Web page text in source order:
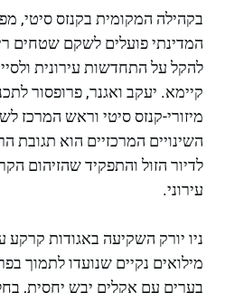
בקהילה המקומית בקנזס סיטי,
המדינתי פועלים לשקם שטחים
להקל על התחדשות עירונית
קיימא. יעקב ואגנר, פרופסור
מיזורי-קנזס סיטי וראש המרכז
השינויים המרכזיים הוא תגובת
לדיור הזול והתפקיד שהזיהום
עירוני.
ניו יורק השקיעה באגודות קרקע
מילואים נקיים שנועדו לתמוך
בערים עם אקלים יבש יחסית,